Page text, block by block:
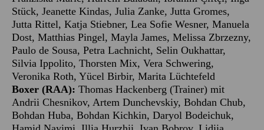
Stück, Jeanette Kindas, Julia Zanke, Jutta Gromes,
Jutta Rittel, Katja Stiebner, Lea Sofie Wesner, Manuela
Dost, Matthias Pingel, Mayla James, Melissa Zbrzezny,
Paulo de Sousa, Petra Lachnicht, Selin Oukhattar,
Silvia Ippolito, Thorsten Mix, Vera Schwering,
Veronika Roth, Yücel Birbir, Marita Lüchtefeld
Boxer (RAA): Thomas Hackenberg (Trainer) mit
Andrii Chesnikov, Artem Dunchevskiy, Bohdan Chub,
Bohdan Huba, Bohdan Kichkin, Daryol Bodeichuk,